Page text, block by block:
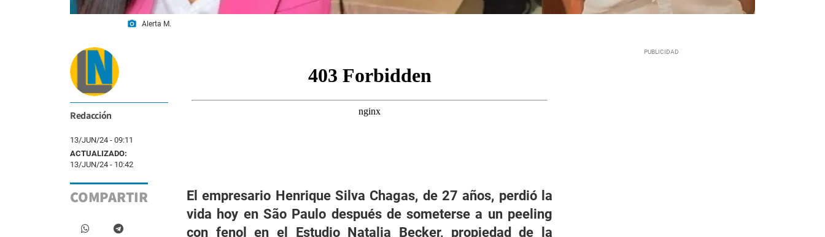
photo_camera Alerta M.
Redacción
13/JUN/24 - 09:11
ACTUALIZADO:
13/JUN/24 - 10:42
COMPARTIR
El empresario Henrique Silva Chagas, de 27 años, perdió la
vida hoy en São Paulo después de someterse a un peeling
con fenol en el Estudio Natalia Becker, propiedad de la